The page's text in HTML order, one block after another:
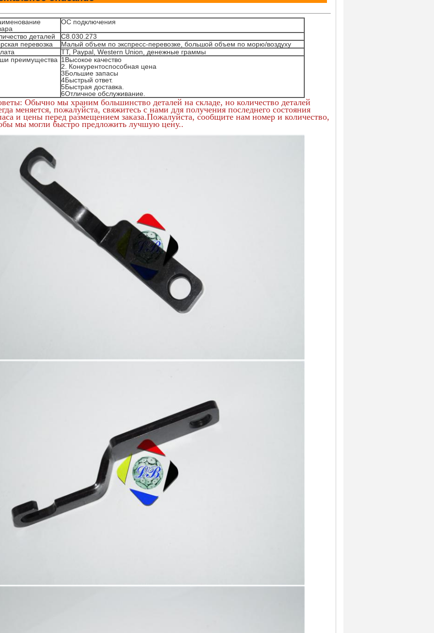
ОС подключения
деталей
С8.030.273
перевозка
Малый объем по экспресс-перевозке, большой объем по морю/воздуху
TT, Paypal, Western Union, денежные граммы
преимущества 1Высокое качество
2. Конкурентоспособная цена
3Большие запасы
4Быстрый ответ.
5Быстрая доставка.
6Отличное обслуживание.
Обычно мы храним большинство деталей на складе, но количество деталей
меняется, пожалуйста, свяжитесь с нами для получения последнего состояния
и цены перед размещением заказа.Пожалуйста, сообщите нам номер и количество,
мы могли быстро предложить лучшую цену..